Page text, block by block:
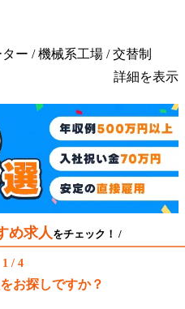
ー / 機械系工場 / 交替制
詳細を表示
め求人をチェック！ /
1 / 4
お探しですか？